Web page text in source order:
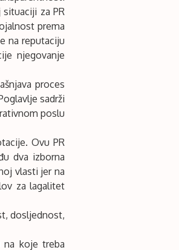
za PR
prema
na reputaciju
njegovanje
proces
sadrži
poslu
Ovu PR
dva izborna
vlasti jer na
za lagalitet
dosljednost,
koje treba